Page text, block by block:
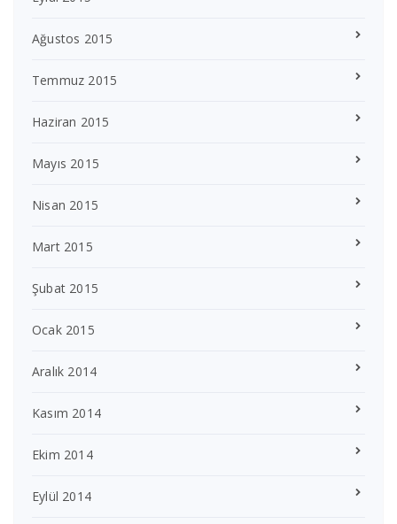
Ağustos 2015
Temmuz 2015
Haziran 2015
Mayıs 2015
Nisan 2015
Mart 2015
Şubat 2015
Ocak 2015
Aralık 2014
Kasım 2014
Ekim 2014
Eylül 2014